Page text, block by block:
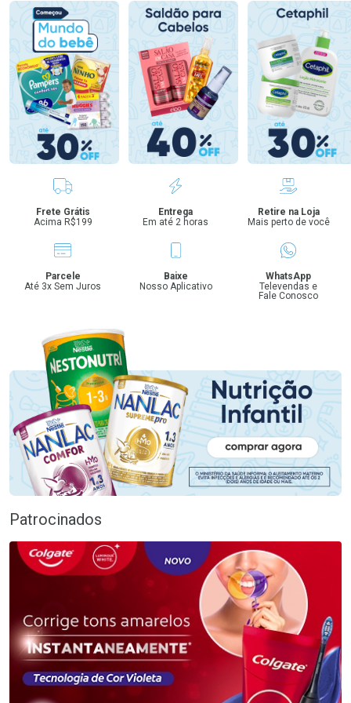
Benefícios
Frete Grátis
Acima R$199
Entrega
Em até 2 horas
Retire na Loja
Mais perto de você
Parcele
Até 3x Sem Juros
Baixe
Nosso Aplicativo
WhatsApp
Televendas e
Fale Conosco
Patrocinados